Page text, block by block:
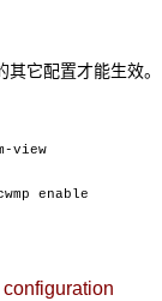
它配置才能生效。
view
enable